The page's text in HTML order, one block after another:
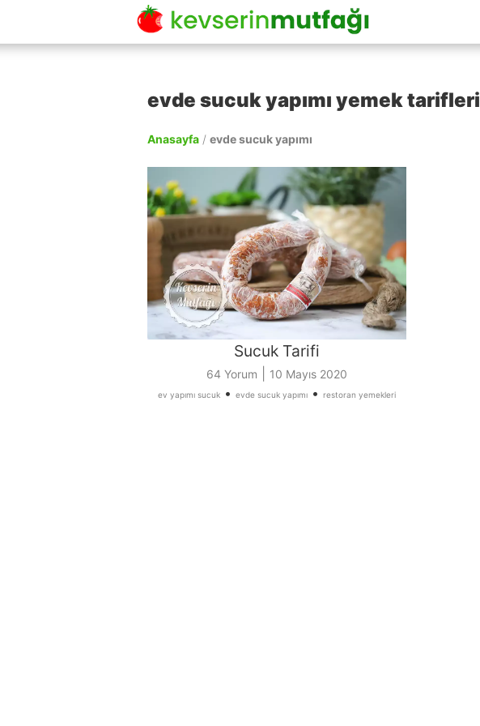
evde sucuk yapımı yemek tarifleri
Anasayfa / evde sucuk yapımı
Sucuk Tarifi
64 Yorum 10 Mayıs 2020
ev yapımı sucuk • evde sucuk yapımı • restoran yemekleri